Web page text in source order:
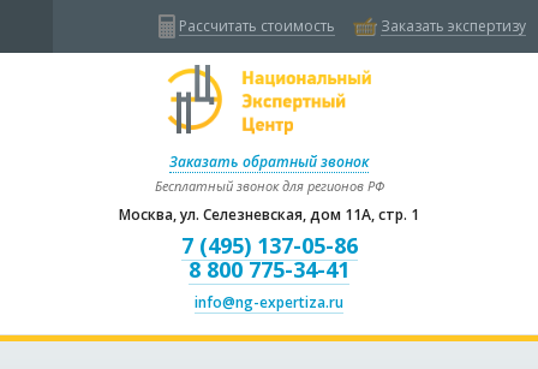
Заказать обратный звонок
Бесплатный звонок для регионов РФ
Москва, ул. Селезневская, дом 11А, стр. 1
7 (495) 137-05-86
8 800 775-34-41
info@ng-expertiza.ru
Рассчитать стоимость Заказать экспертизу